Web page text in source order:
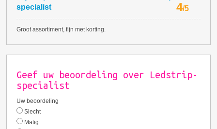
specialist
4/5
Groot assortiment, fijn met korting.
Geef uw beoordeling over Ledstrip-
specialist
Uw beoordeling
Slecht
Matig